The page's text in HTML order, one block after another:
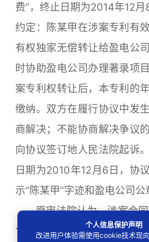
费”，终止日期为2014年12月
约定：陈某甲在涉案专利有
有权独家无偿转让给盈电公
时协助盈电公司办理著录项
案专利权转让后，本专利的
缴纳。双方在履行协议中发
商解决；不能协商解决争议
向协议签订地人民法院起诉
日期为2010年12月6日，协
示“陈某甲”字迹和盈电公司公
原审法院认为，涉案合同
10年12月6日，涉案专利权
个人信息保护声明
改进用户体验需使用cookie技术现向